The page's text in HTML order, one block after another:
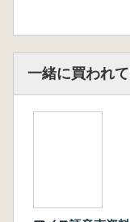
一緒に買われ